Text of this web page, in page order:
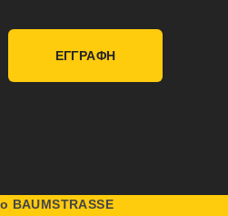
ΕΓΓΡΑΦΗ
BAUMSTRASSE